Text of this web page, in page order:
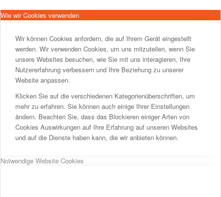
Wie wir Cookies verwenden
Wir können Cookies anfordern, die auf Ihrem Gerät eingestellt
werden. Wir verwenden Cookies, um uns mitzuteilen, wenn Sie
unsere Websites besuchen, wie Sie mit uns interagieren, Ihre
Nutzererfahrung verbessern und Ihre Beziehung zu unserer
Website anpassen.
Klicken Sie auf die verschiedenen Kategorienüberschriften, um
mehr zu erfahren. Sie können auch einige Ihrer Einstellungen
ändern. Beachten Sie, dass das Blockieren einiger Arten von
Cookies Auswirkungen auf Ihre Erfahrung auf unseren Websites
und auf die Dienste haben kann, die wir anbieten können.
Notwendige Website Cookies